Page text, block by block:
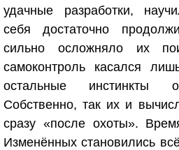
удачные разработки,
себя достаточно
сильно осложняло их
самоконтроль касался
остальные инстинкты
Собственно, так их и
сразу «после охоты».
Изменённых становились